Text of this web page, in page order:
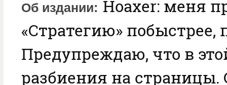
Об издании
Hoaxer: меня
«Стратегию» побыстрее,
Предупреждаю, что в
разбиения на